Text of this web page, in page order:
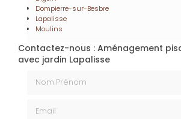
Acheter bois de chauffage
Aménagement d'un jardin paysage
Aménagement d'une terrasse sur mesure
Aménagement de jardin zen
Aménagement jardin petite surface
Aménagement paysager avec végétaux
Lapalisse
intervient à proximité de :